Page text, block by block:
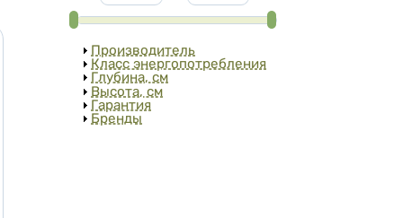
Показать
Производитель
Показать
Класс энергопотребления
Показать
Глубина, см
Показать
Высота, см
Показать
Гарантия
Показать
Бренды